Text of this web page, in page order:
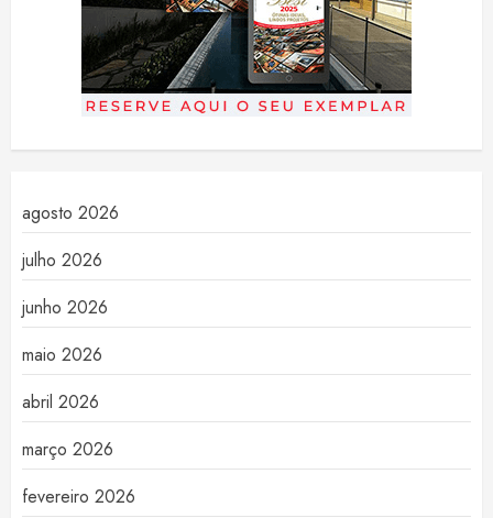
agosto 2026
julho 2026
junho 2026
maio 2026
abril 2026
março 2026
fevereiro 2026